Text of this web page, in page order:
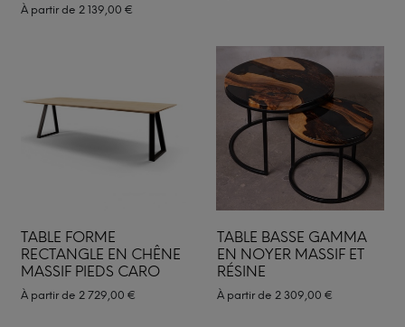
À partir de 2 139,00 €
TABLE FORME
RECTANGLE EN CHÊNE
MASSIF PIEDS CARO
À partir de 2 729,00 €
TABLE BASSE GAMMA
EN NOYER MASSIF ET
RÉSINE
À partir de 2 309,00 €